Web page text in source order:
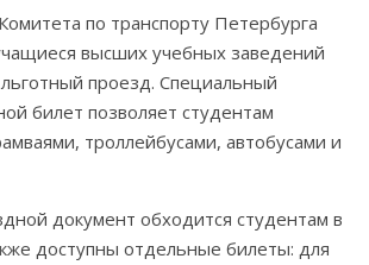
по транспорту Петербурга
высших учебных заведений
проезд. Специальный
билет позволяет студентам
троллейбусами, автобусами и
документ обходится студентам в
доступны отдельные билеты: для